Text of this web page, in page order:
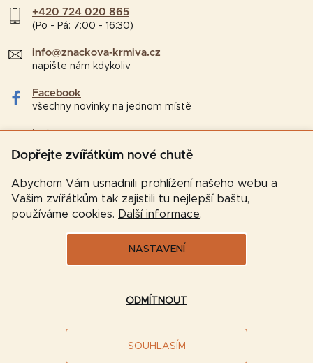
Dopřejte zvířátkům nové chutě
Abychom Vám usnadnili prohlížení našeho webu a
Vašim zvířátkům tak zajistili tu nejlepší baštu,
používáme cookies. Další informace.
SOUHLASÍM
NASTAVENÍ
ODMÍTNOUT
+420 724 020 865
(Po - Pá: 7:00 - 16:30)
info@znackova-krmiva.cz
napište nám kdykoliv
Facebook
všechny novinky na jednom místě
Instagram
tipy a zajímavosti pro chovatele
Vytvořil Shoptet
Upravit nastavení cookies